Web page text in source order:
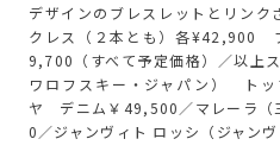
デザインのブレスレットとリンク
クレス（２本とも）各¥42,900
9,700（すべて予定価格）／以上
ワロフスキー・ジャパン） ト
ヤ デニム￥49,500／マレーラ
0／ジャンヴィト ロッシ（ジャン